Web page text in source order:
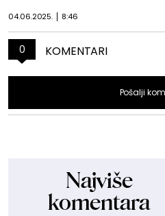
04.06.2025. 8:46
0 KOMENTARI
Pošalji
Najviše
komentara